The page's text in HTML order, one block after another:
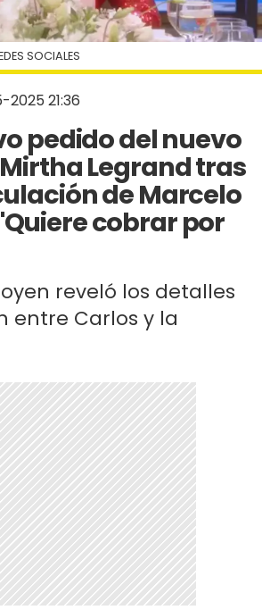
2025 21:36
pedido del nuevo
Legrand tras
de Marcelo
cobrar por
reveló los detalles
entre Carlos y la
SOCIALES